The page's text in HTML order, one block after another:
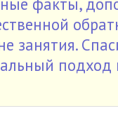
занятия.
подход